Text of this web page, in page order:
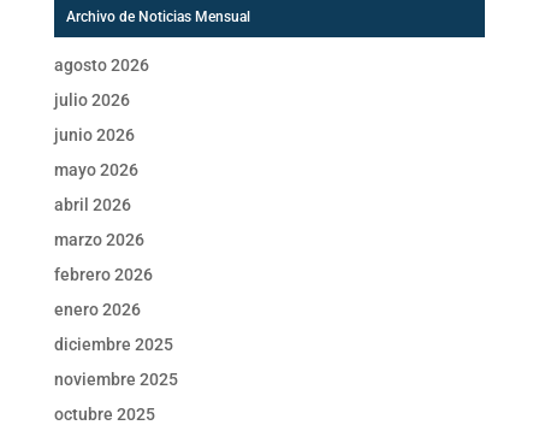
Archivo de Noticias Mensual
agosto 2026
julio 2026
junio 2026
mayo 2026
abril 2026
marzo 2026
febrero 2026
enero 2026
diciembre 2025
noviembre 2025
octubre 2025